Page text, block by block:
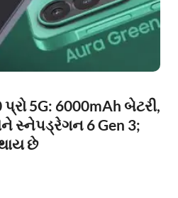
5G: 6000mAh બેટરી,
સ્નેપડ્રેગન 6 Gen 3;
છે